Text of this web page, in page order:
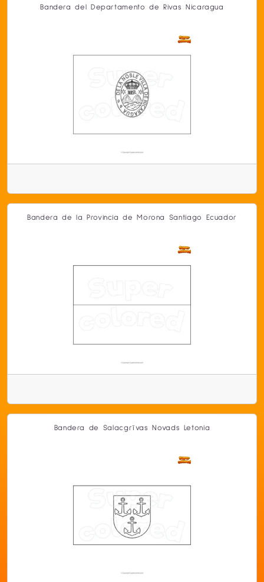
Bandera del Departamento de Rivas Nicaragua
Bandera de la Provincia de Morona Santiago Ecuador
Bandera de Salacgrīvas Novads Letonia